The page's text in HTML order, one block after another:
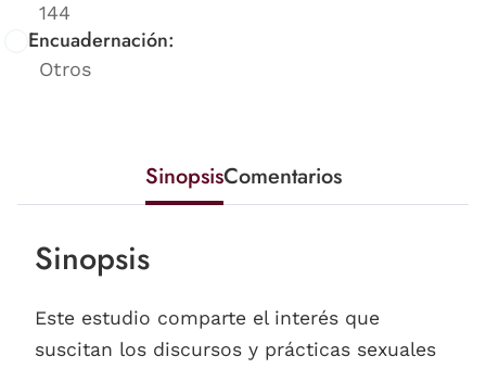
144
Encuadernación:
Otros
SinopsisComentarios
Sinopsis
Este estudio comparte el interés que
suscitan los discursos y prácticas sexuales